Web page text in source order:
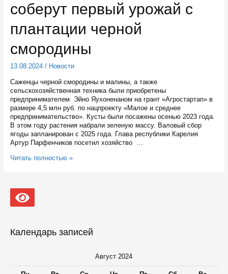
на
дорогах
соберут первый урожай с
плантации черной
смородины
13.08.2024/ Новости
Саженцы черной смородины и малины, а также
сельскохозяйственная техника были приобретены
предпринимателем Эйно Яухоненаном на грант «Агростартап» в
размере 4,5 млн руб. по нацпроекту «Малое и среднее
предпринимательство». Кусты были посажены осенью 2023 года.
В этом году растения набрали зеленую массу. Валовый сбор
ягоды запланирован с 2025 года. Глава республики Карелия
Артур Парфенчиков посетил хозяйство …
В
году
соберут
плантации
Читать полностью »
Календарь записей
Август 2024